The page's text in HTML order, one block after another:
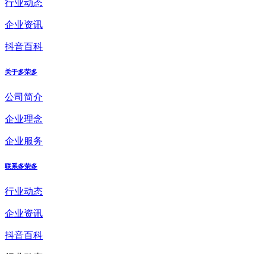
行业动态
企业资讯
抖音百科
关于多荣多
公司简介
企业理念
企业服务
联系多荣多
行业动态
企业资讯
抖音百科